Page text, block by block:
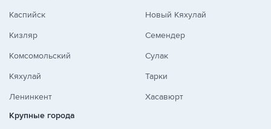
Каспийск
Кизляр
Комсомольский
Кяхулай
Ленинкент
Новый Кяхулай
Семендер
Сулак
Тарки
Хасавюрт
Крупные города